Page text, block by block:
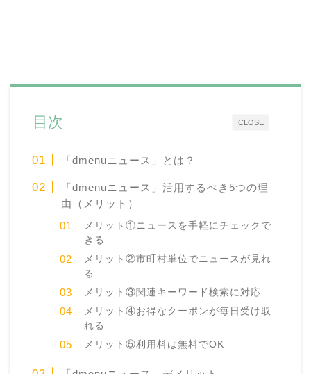
CLOSE
目次
「dmenuニュース」とは？
「dmenuニュース」活用するべき5つの理
由（メリット）
メリット①ニュースを手軽にチェックで
きる
メリット②市町村単位でニュースが見れ
る
メリット③関連キーワード検索に対応
メリット④お得なクーポンが毎日受け取
れる
メリット⑤利用料は無料でOK